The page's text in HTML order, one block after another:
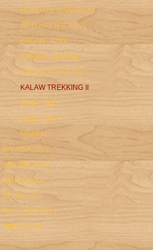
RUND UM MANDALAY
WEG NACH BAGAN
BAGAN - CITY
BAGAN - TEMPEL
KALAW TREKKING I
KALAW TREKKING II
INLE LAKE I
INLE LAKE II
NGAPALI
NAMIBIA 2014
SIZILIEN 2013
OMAN 2012
NEPAL 2011
THAILAND 2010
PERU 2009